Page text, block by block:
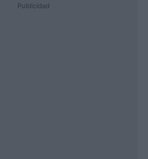
Publicidad